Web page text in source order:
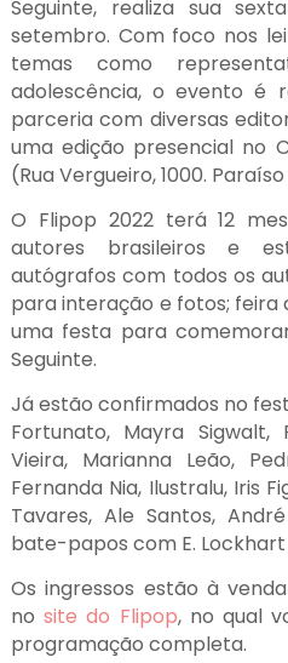
Seguinte, realiza sua
setembro. Com foco nos
temas como
adolescência, o evento é
parceria com diversas
uma edição presencial no
(Rua Vergueiro, 1000.
O Flipop 2022 terá 12
autores brasileiros e
autógrafos com todos os
para interação e fotos; feira
uma festa para
Seguinte.
Já estão confirmados no
Fortunato, Mayra Sigwalt,
Vieira, Marianna Leão,
Fernanda Nia, Ilustralu, Iris
Tavares, Ale Santos,
bate-papos com E. Lockhart
Os ingressos estão à
nosite do Flipop, no qual
programação completa.